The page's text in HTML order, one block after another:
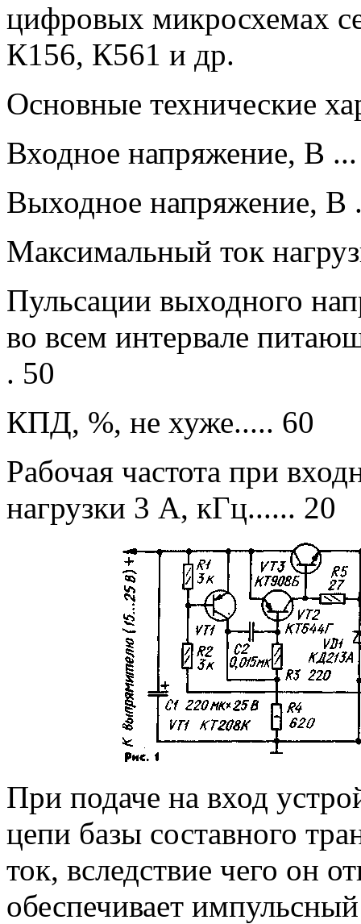
цифровых микросхемах
К156, К561 и др.
Основные технические
Входное напряжение, В
Выходное напряжение, В
Максимальный ток
Пульсации выходного
во всем интервале
. 50
КПД, %, не хуже..... 60
Рабочая частота при
нагрузки 3 А, кГц...... 20
При подаче на вход
цепи базы составного
ток, вследствие чего он
обеспечивает